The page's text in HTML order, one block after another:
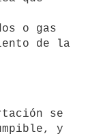
de la
y